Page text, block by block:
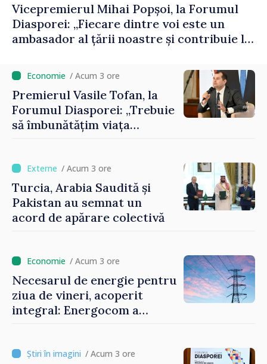
Vicepremierul Mihai Popșoi, la Forumul
Diasporei: „Fiecare dintre voi este un
ambasador al țării noastre și contribuie la
/ Acum 3 ore
Premierul Vasile Tofan, la
Forumul Diasporei: „Trebuie
să îmbunătățim viața
/ Acum 3 ore
Turcia, Arabia Saudită și
Pakistan au semnat un
acord de apărare colectivă
/ Acum 3 ore
Necesarul de energie pentru
ziua de vineri, acoperit
integral: Energocom a
/ Acum 3 ore